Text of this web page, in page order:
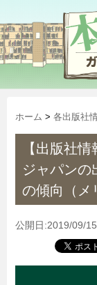
ホーム > 各出版社
【出版社
ジャパンの
の傾向（メ
公開日:2019/09/15